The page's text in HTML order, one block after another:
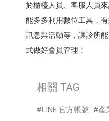
於櫃檯人員、客服人員
能多多利用數位工具，
訊息與活動等，讓診所
式做好會員管理！
相關 TAG
LINE 官方帳號 產